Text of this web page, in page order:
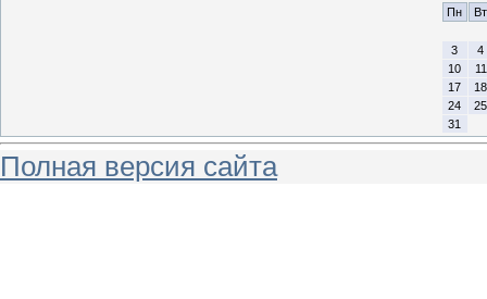
Пн Вт
3
4
10
11
17
18
24
25
31
Полная версия сайта